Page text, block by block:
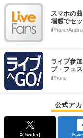
スマホの
場感でセ
iPhone/
ライブ参
ブ・フェ
iPhone
公式ア
X(Twitter)